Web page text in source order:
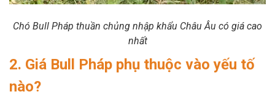
Chó Bull Pháp thuần chủng nhập khẩu Châu Âu có giá cao
nhất
2. Giá Bull Pháp phụ thuộc vào yếu tố
nào?